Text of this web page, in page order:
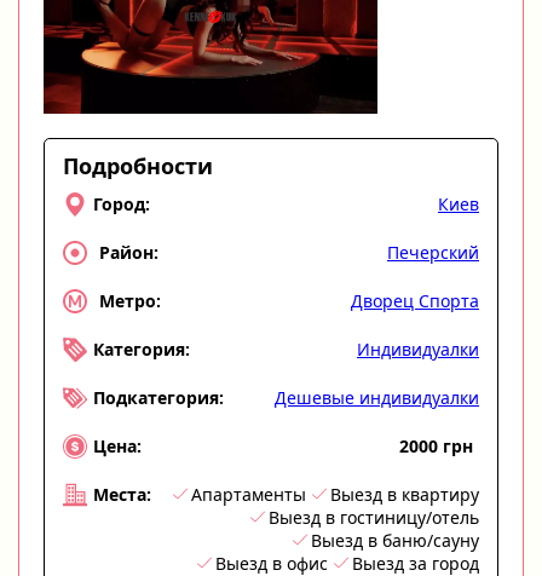
Подробности
Город: Киев
Район: Печерский
Метро: Дворец Спорта
Категория: Индивидуалки
Подкатегория: Дешевые индивидуалки
Цена: 2000 грн
Места: Апартаменты
Выезд в квартиру
Выезд в гостиницу/отель
Выезд в баню/сауну
Выезд в офис
Выезд за город